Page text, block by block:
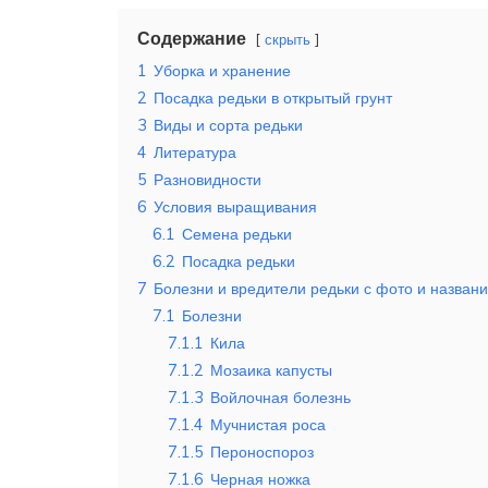
Содержание скрыть
1 Уборка и хранение
2 Посадка редьки в открытый грунт
3 Виды и сорта редьки
4 Литература
5 Разновидности
6 Условия выращивания
6.1 Семена редьки
6.2 Посадка редьки
7 Болезни и вредители редьки с фото и
7.1 Болезни
7.1.1 Кила
7.1.2 Мозаика капусты
7.1.3 Войлочная болезнь
7.1.4 Мучнистая роса
7.1.5 Пероноспороз
7.1.6 Черная ножка